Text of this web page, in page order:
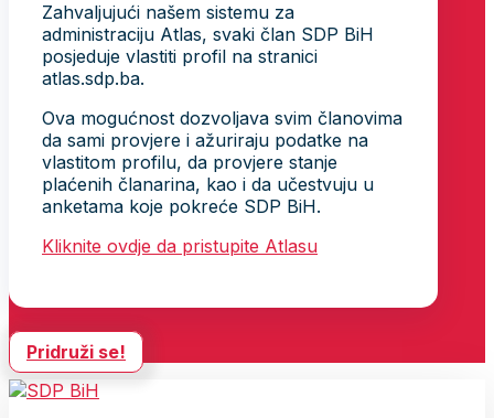
Zahvaljujući našem sistemu za
administraciju Atlas, svaki član SDP BiH
posjeduje vlastiti profil na stranici
atlas.sdp.ba.
Ova mogućnost dozvoljava svim članovima
da sami provjere i ažuriraju podatke na
vlastitom profilu, da provjere stanje
plaćenih članarina, kao i da učestvuju u
anketama koje pokreće SDP BiH.
Kliknite ovdje da pristupite Atlasu
Pridruži se!